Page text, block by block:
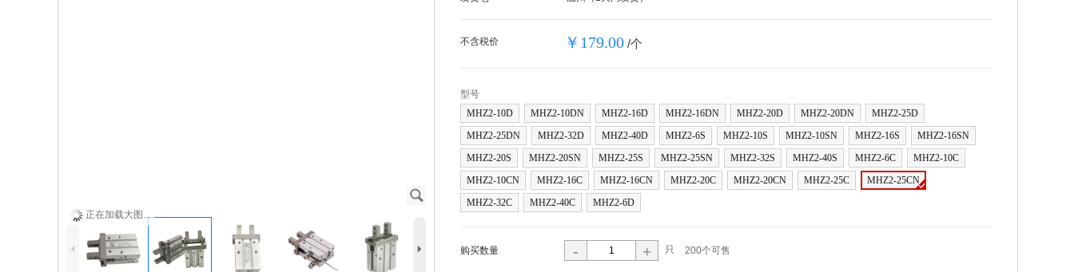
J
正在加载大图...
4 5
不含税价 ￥179.00 /个
型号
MHZ2-10D
MHZ2-10DN MHZ2-16D MHZ2-16DN MHZ2-20D MHZ2-20DN
MHZ2-25D
MHZ2-25DN
MHZ2-32D MHZ2-40D MHZ2-6S MHZ2-10S MHZ2-10SN MHZ2-16S
MHZ2-16SN
MHZ2-20S
MHZ2-20SN MHZ2-25S MHZ2-25SN MHZ2-32S MHZ2-40S MHZ2-6C
MHZ2-10C
MHZ2-10CN
MHZ2-16C MHZ2-16CN MHZ2-20C MHZ2-20CN MHZ2-25C
MHZ2-25CN
MHZ2-32C
MHZ2-40C MHZ2-6D
购买数量 - + 只 200个可售